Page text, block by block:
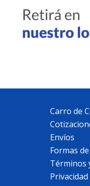
Carro de
Envíos
Formas
Términos
Privacidad